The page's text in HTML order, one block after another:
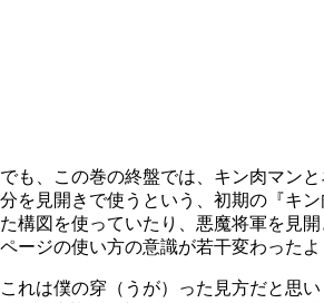
でも、この巻の終盤では、キン肉マン
分を見開きで使うという、初期の『キ
た構図を使っていたり、悪魔将軍を見開
ページの使い方の意識が若干変わったよ
これは僕の穿（うが）った見方だと思